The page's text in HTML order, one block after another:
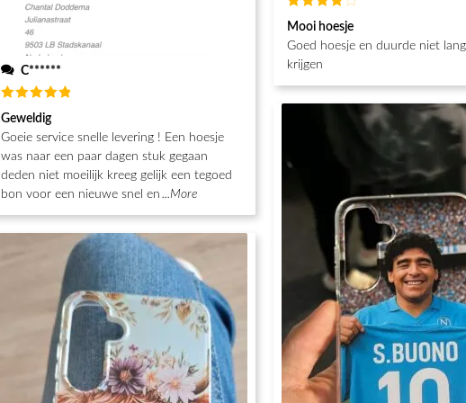
C******
Waardering
5uit 5
Geweldig
Goeie service snelle levering ! Een hoesje
was naar een paar dagen stuk gegaan
deden niet moeilijk kreeg gelijk een tegoed
bon voor een nieuwe snel en ...More
Waardering
4uit 5
Mooi hoesje
Goed hoesje en duurde niet
krijgen